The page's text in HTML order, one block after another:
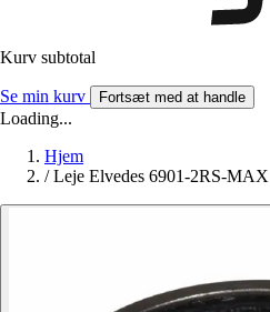
Kurv subtotal
Se min kurv Fortsæt med at handle
Loading...
Hjem
/ Leje Elvedes 6901-2RS-MAX